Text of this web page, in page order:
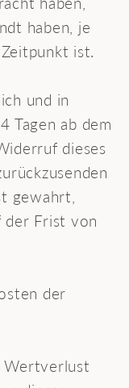
haben, je
ist.
und in
Tagen ab dem
dieses
gewahrt,
der Frist von
der
Wertverlust